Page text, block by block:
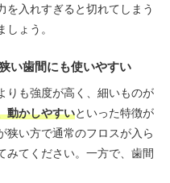
を入れすぎると切れてしまう
ょう。
い歯間にも使いやすい
りも強度が高く、細いものが
動かしやすいといった特徴が
狭い方で通常のフロスが入ら
みてください。一方で、歯間